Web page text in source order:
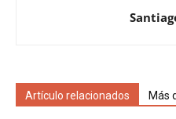
Artículo relacionados Más